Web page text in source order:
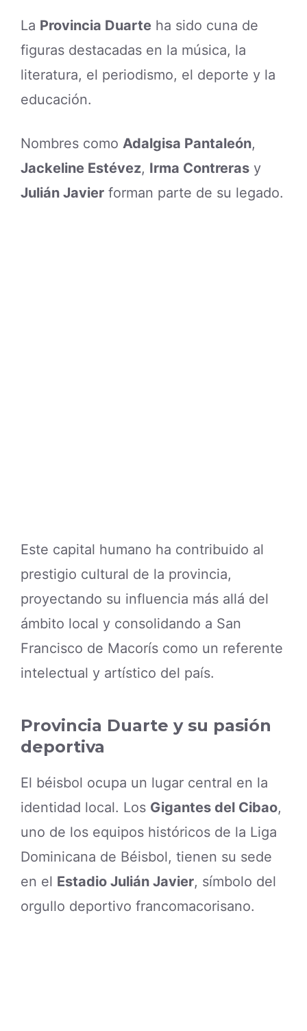
La Provincia Duarte ha sido cuna de
figuras destacadas en la música, la
literatura, el periodismo, el deporte y la
educación.
Nombres como Adalgisa Pantaleón,
Jackeline Estévez, Irma Contreras y
Julián Javier forman parte de su legado.
Este capital humano ha contribuido al
prestigio cultural de la provincia,
proyectando su influencia más allá del
ámbito local y consolidando a San
Francisco de Macorís como un referente
intelectual y artístico del país.
Provincia Duarte y su pasión
deportiva
El béisbol ocupa un lugar central en la
identidad local. Los Gigantes del Cibao,
uno de los equipos históricos de la Liga
Dominicana de Béisbol, tienen su sede
en el Estadio Julián Javier, símbolo del
orgullo deportivo francomacorisano.